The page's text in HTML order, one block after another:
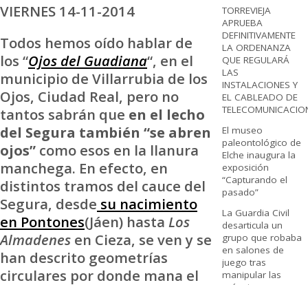
VIERNES 14-11-2014
Todos hemos oído hablar de
los “Ojos del Guadiana“, en el
municipio de Villarrubia de los
Ojos, Ciudad Real, pero no
tantos sabrán que en el lecho
del Segura también “se abren
ojos” como esos en la llanura
manchega. En efecto, en
distintos tramos del cauce del
Segura, desde su nacimiento
en Pontones(Jáen) hasta Los
Almadenes en Cieza, se ven y se
han descrito geometrías
circulares por donde mana el
TORREVIEJA
APRUEBA
DEFINITIVAMENTE
LA ORDENANZA
QUE REGULARÁ
LAS
INSTALACIONES Y
EL CABLEADO DE
El museo
paleontológico de
Elche inaugura la
exposición
“Capturando el
pasado”
La Guardia Civil
desarticula un
grupo que robaba
en salones de
juego tras
manipular las